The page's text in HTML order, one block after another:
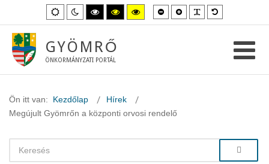
Alapértelmezett
mód
Éjszakai
mód
Magas
kontraszt
fekete-
mód.
Magas
kontraszt
fekete-
Magas
kontraszt
sárga-
Kisebb
betűméret
Nagyobb
betűméret
GYÖMRŐ
ÖNKORMÁNYZATI PORTÁL
Ön itt van: Kezdőlap
Hírek
Megújult Gyömrőn a központi orvosi rendelő